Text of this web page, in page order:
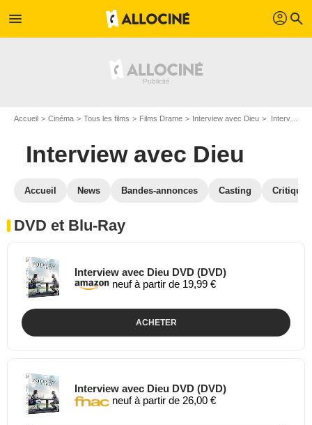
menu profil search
Accueil Cinéma Tous les films Films Drame Interview avec Dieu Interview avec Dieu en DVD Blu Ray
Interview avec Dieu
Accueil News Bandes-annonces Casting
DVD et Blu-Ray
Interview avec Dieu DVD (DVD)
neuf à partir de 19,99 €
ACHETER
Interview avec Dieu DVD (DVD)
neuf à partir de 26,00 €